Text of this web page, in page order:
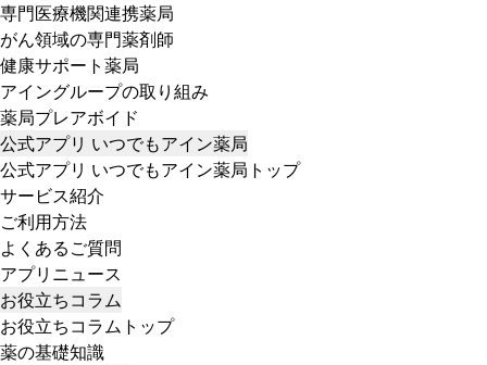
専門医療機関連携薬局
がん領域の専門薬剤師
健康サポート薬局
アイングループの取り組み
薬局プレアボイド
公式アプリ いつでもアイン薬局
公式アプリ いつでもアイン薬局トップ
サービス紹介
ご利用方法
よくあるご質問
アプリニュース
お役立ちコラム
お役立ちコラムトップ
薬の基礎知識